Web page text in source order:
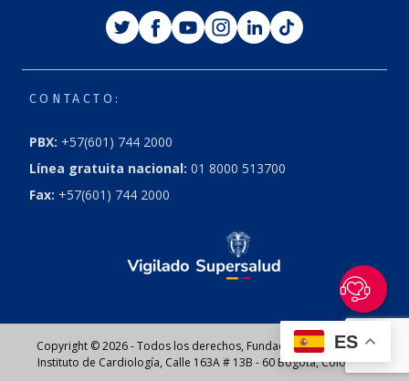
TwitterFacebook
YoutubeInstagram
LinkedinTiktok
CONTACTO:
PBX: +57(601) 744 2000
Línea gratuita nacional: 01 8000 513700
Fax: +57(601) 744 2000
Copyright © 2026 - Todos los derechos, Fundación Cardioinfantil
Instituto de Cardiología, Calle 163A # 13B - 60 Bogotá, Colombia
ES